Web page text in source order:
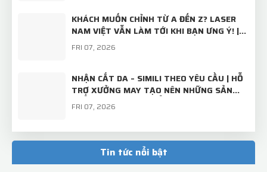
KHÁCH MUỐN CHỈNH TỪ A ĐẾN Z? LASER
NAM VIỆT VẪN LÀM TỚI KHI BẠN ƯNG Ý! |
TRÂM CÀI ÁO THIẾT KẾ RIÊNG
FRI 07, 2026
NHẬN CẮT DA – SIMILI THEO YÊU CẦU | HỖ
TRỢ XƯỞNG MAY TẠO NÊN NHỮNG SẢN
PHẨM CHỈN CHU, CHUẨN ĐẸP
FRI 07, 2026
TẤM INOX BÌNH THƯỜNG – KHI QUA TAY
LASER NAM VIỆT SẼ TRỞ THÀNH "BỘ MẶT"
CHUYÊN NGHIỆP CỦA THƯƠNG HIỆU!
MON 07, 2026
Tin tức nổi bật